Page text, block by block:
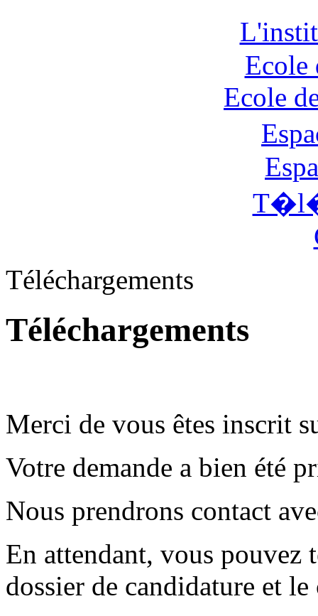
Ecole
Ecole
Téléchargements
Téléchargements
Merci de vous êtes inscrit
Votre demande a bien été
Nous prendrons contact
En attendant, vous pouvez
dossier de candidature et